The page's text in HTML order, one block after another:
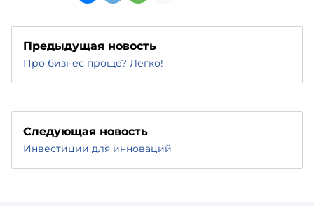
Предыдущая новость
Про бизнес проще? Легко!
Следующая новость
Инвестиции для инноваций